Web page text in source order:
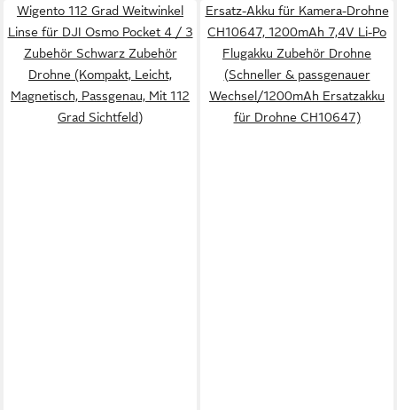
Wigento 112 Grad Weitwinkel
Linse für DJI Osmo Pocket 4 / 3
Zubehör Schwarz Zubehör
Drohne (Kompakt, Leicht,
Magnetisch, Passgenau, Mit 112
Grad Sichtfeld)
Ersatz-Akku für Kamera-Drohne
CH10647, 1200mAh 7,4V Li-Po
Flugakku Zubehör Drohne
(Schneller & passgenauer
Wechsel/1200mAh Ersatzakku
für Drohne CH10647)